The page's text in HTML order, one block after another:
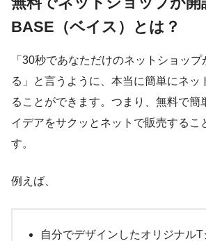
BASE（ベイス）とは？
「30秒であなただけのネットショッ
る」と言うように、本当に簡単にネッ
ることができます。つまり、無料で簡
イデアをサクッとネットで販売するこ
す。
例えば、
自分でデザインしたオリジナル